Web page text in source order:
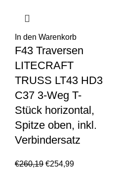
In den Warenkorb
F43 Traversen
LITECRAFT
TRUSS LT43 HD3
C37 3-Weg T-
Stück horizontal,
Spitze oben, inkl.
Verbindersatz
€260,19 €254,99